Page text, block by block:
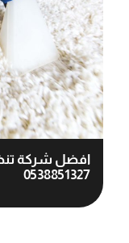
افضل شركة
0538851327